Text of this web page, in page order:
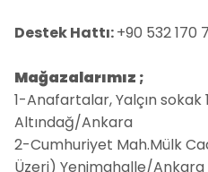
Destek Hattı:+90 532 170
Mağazalarımız ;
1-Anafartalar, Yalçın sokak
Altındağ/Ankara
2-Cumhuriyet Mah.Mülk
Üzeri) Yenimahalle/Ankara